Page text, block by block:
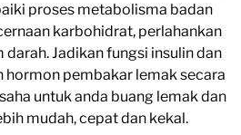
proses metabolisma badan
karbohidrat, perlahankan
darah. Jadikan fungsi insulin dan
hormon pembakar lemak secara
untuk anda buang lemak dan
mudah, cepat dan kekal.